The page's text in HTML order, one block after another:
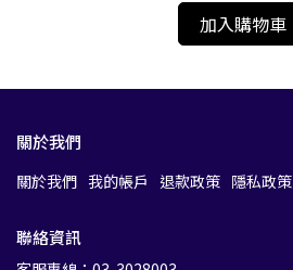
加入購物車
關於我們
關於我們 我的帳戶 退款政策 隱私政策
聯絡資訊